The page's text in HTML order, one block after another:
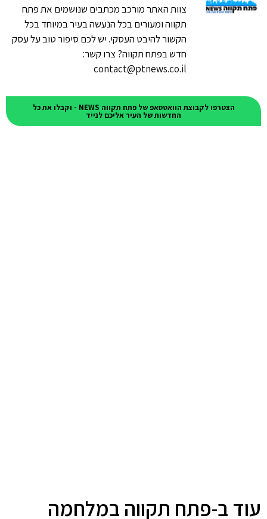
צוות האתר מורכב מכתבים שנושמים את פתח
תקווה ומעורים בכל הנעשה בעיר במיוחד בכל
הקשור להיבט העסקי. יש לכם סיפור טוב על עסק
חדש בפתח תקווה? צרו קשר:
contact@ptnews.co.il
הצטרפו לקבוצת הוואטסאפ של פתח תקווה NEWS - וקבלו את כל
החדשות של העיר אליכם לנייד
עוד ב-פתח תקווה במלחמה